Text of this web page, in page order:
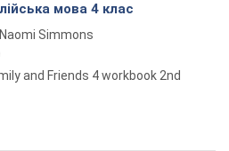
мова 4 клас
Naomi Simmons
and Friends 4 workbook 2nd